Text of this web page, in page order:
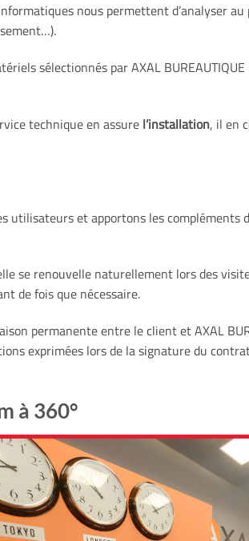
nous permettent d’analyser
sélectionnés par AXAL
technique en assure l’installation, il en
utilisateurs et apportons les
se renouvelle naturellement lors des
de fois que nécessaire.
permanente entre le client et AXAL
exprimées lors de la signature du
à 360°